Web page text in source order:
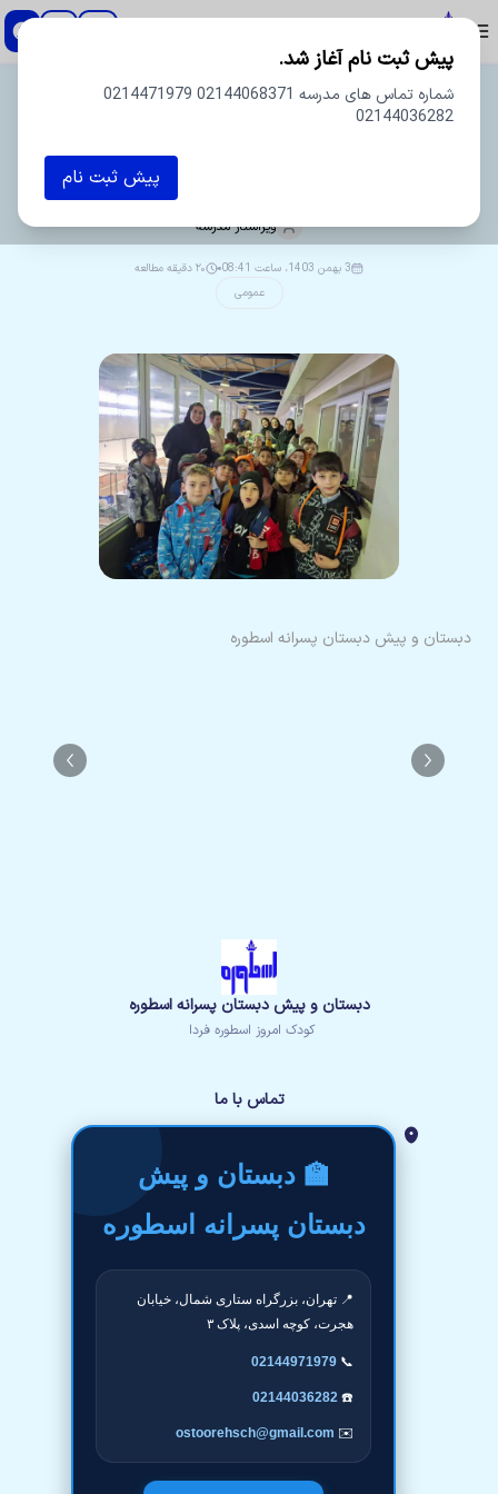
پیش ثبت نام آغاز شد.
شماره تماس های مدرسه 02144068371 0214471979
02144036282
پیش ثبت نام
ویراستار مدرسه
عمومی
3 بهمن 1403، ساعت 08:41 ۲۰ دقیقه مطالعه
دبستان و پیش دبستان پسرانه اسطوره
دبستان و پیش دبستان پسرانه اسطوره
کودک امروز اسطوره فردا
تماس با ما
🏫 دبستان و پیش
دبستان پسرانه اسطوره
📍 تهران، بزرگراه ستاری شمال، خیابان
هجرت، کوچه اسدی، پلاک ۳
📞
02144971979
☎️
02144036282
✉️
ostoorehsch@gmail.com